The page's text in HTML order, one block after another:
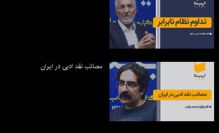
مصائب نقد ادبی در ایران